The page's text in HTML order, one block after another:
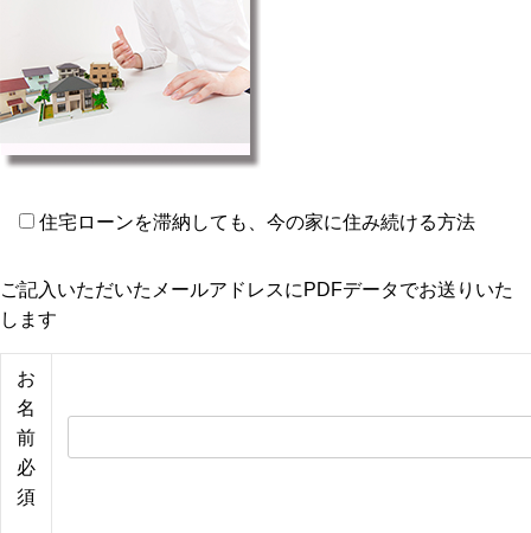
住宅ローンを滞納しても、今の家に住み続ける方法
ご記入いただいたメールアドレスにPDFデータでお送りいた
します
お
名
前
必
須